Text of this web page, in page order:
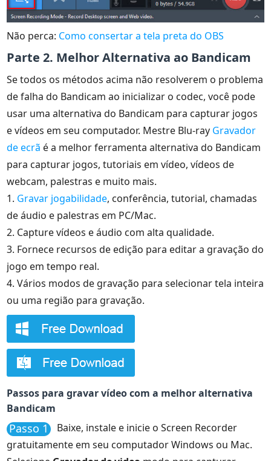
Não perca: Como consertar a tela preta do OBS
Parte 2. Melhor Alternativa ao Bandicam
Se todos os métodos acima não resolverem o problema
de falha do Bandicam ao inicializar o codec, você pode
usar uma alternativa do Bandicam para capturar jogos
e vídeos em seu computador. Mestre Blu-ray Gravador
de ecrã é a melhor ferramenta alternativa do Bandicam
para capturar jogos, tutoriais em vídeo, vídeos de
webcam, palestras e muito mais.
1. Gravar jogabilidade, conferência, tutorial, chamadas
de áudio e palestras em PC/Mac.
2. Capture vídeos e áudio com alta qualidade.
3. Fornece recursos de edição para editar a gravação do
jogo em tempo real.
4. Vários modos de gravação para selecionar tela inteira
ou uma região para gravação.
Passos para gravar vídeo com a melhor alternativa
Bandicam
Passo 1
Baixe, instale e inicie o Screen Recorder
gratuitamente em seu computador Windows ou Mac.